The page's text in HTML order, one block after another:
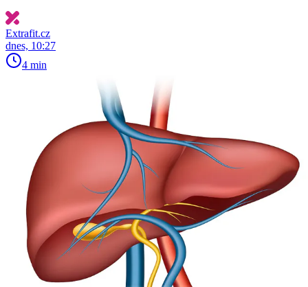
Extrafit.cz
dnes, 10:27
4 min